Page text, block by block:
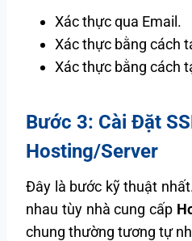
Xác thực qua Email.
Xác thực bằng cách
Xác thực bằng cách
Bước 3: Cài Đặt
Hosting/Server
Đây là bước kỹ thuật
nhau tùy nhà cung cấp
chung thường tương tự